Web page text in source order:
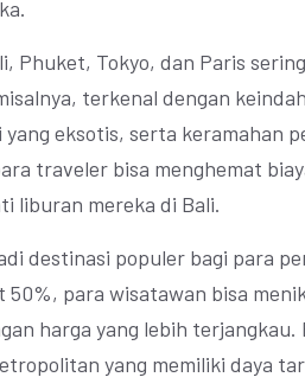
Phuket, Tokyo, dan Paris
terkenal dengan
eksotis, serta keramahan
traveler bisa menghemat
liburan mereka di Bali.
destinasi populer bagi para
50%, para wisatawan bisa
harga yang lebih terjangkau.
yang memiliki daya